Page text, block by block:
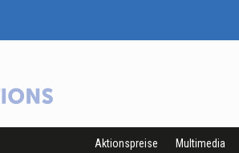
Aktionspreise Multimedia